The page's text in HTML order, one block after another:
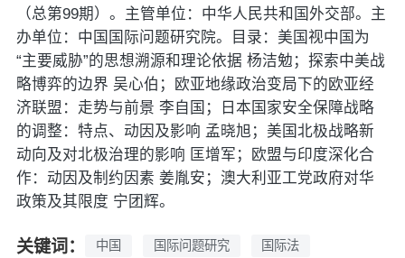
（总第99期）。主管单位：中华人民共和国外交部。主
办单位：中国国际问题研究院。目录：美国视中国为
“主要威胁”的思想溯源和理论依据 杨洁勉；探索中美战
略博弈的边界 吴心伯；欧亚地缘政治变局下的欧亚经
济联盟：走势与前景 李自国；日本国家安全保障战略
的调整：特点、动因及影响 孟晓旭；美国北极战略新
动向及对北极治理的影响 匡增军；欧盟与印度深化合
作：动因及制约因素 姜胤安；澳大利亚工党政府对华
政策及其限度 宁团辉。
关键词： 中国 国际问题研究 国际法